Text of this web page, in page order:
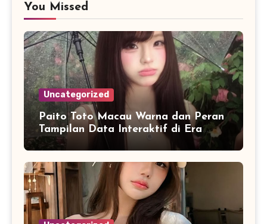
You Missed
Uncategorized
Paito Toto Macau Warna dan Peran
Tampilan Data Interaktif di Era
Informasi Digital Modern